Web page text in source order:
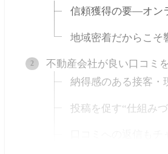
信頼獲得の要—オン
地域密着だからこそ
不動産会社が良い口コミ
納得感のある接客・
投稿を促す“仕組み
口コミへの返信も